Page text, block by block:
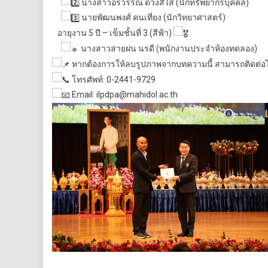
นางสาวอรวรรณ ดวงสีใส (นักทรัพยากรบุคคล)
นายพัฒนพงศ์ คนเที่ยง (นักวิทยาศาสตร์)
อายุงาน 5 ปี – เข็มชั้นที่ 3 (สีฟ้า)
นางสาวสายฝน นรดี (พนักงานประจำห้องทดลอง)
หากต้องการให้ลบรูปภาพจากบทความนี้ สามารถติดต่อ
โทรศัพท์: 0-2441-9729
Email: ilpdpa@mahidol.ac.th